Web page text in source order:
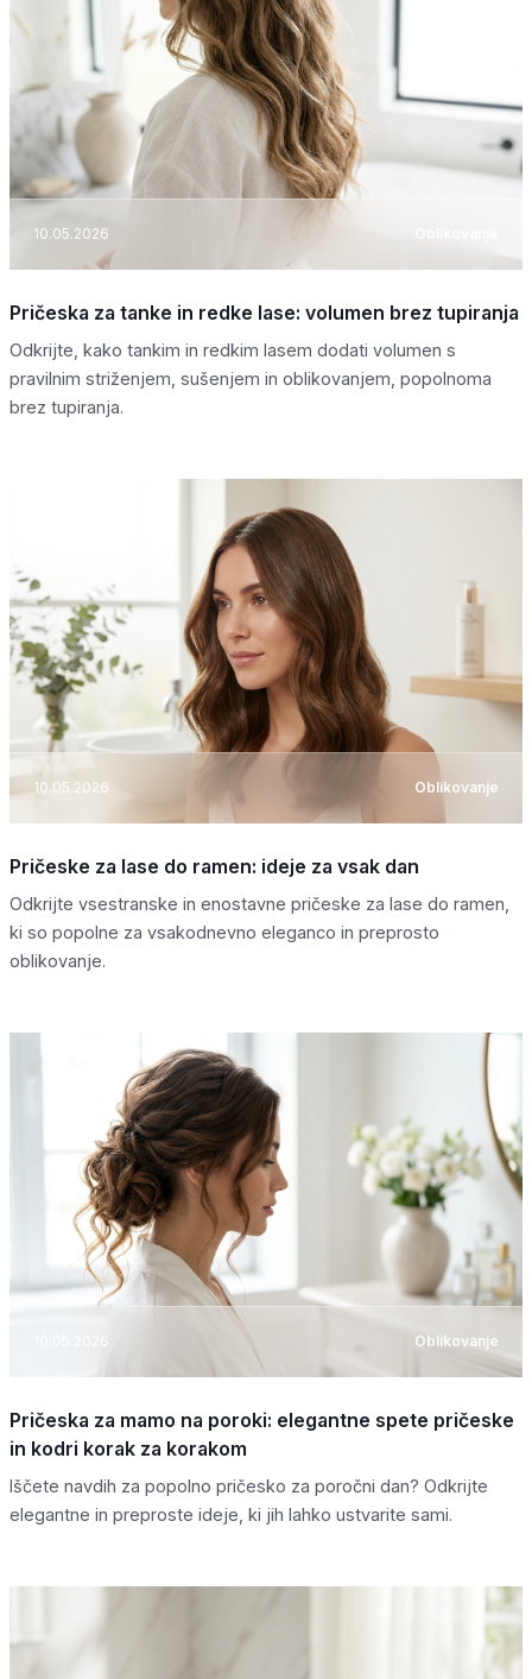
10.05.2026
Pričeska za tanke in redke lase: volumen brez tupiranja
Odkrijte, kako tankim in redkim lasem dodati volumen s
pravilnim striženjem, sušenjem in oblikovanjem, popolnoma
brez tupiranja.
10.05.2026 Oblikovanje
Pričeske za lase do ramen: ideje za vsak dan
Odkrijte vsestranske in enostavne pričeske za lase do ramen,
ki so popolne za vsakodnevno eleganco in preprosto
oblikovanje.
Oblikovanje
Pričeska za mamo na poroki: elegantne spete pričeske
in kodri korak za korakom
Iščete navdih za popolno pričesko za poročni dan? Odkrijte
elegantne in preproste ideje, ki jih lahko ustvarite sami.